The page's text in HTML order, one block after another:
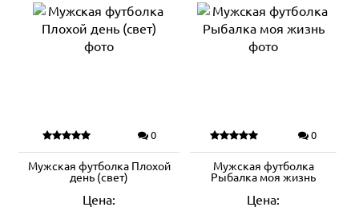
0
Мужская футболка Плохой
день (свет)
Цена:
0
Мужская футболка
Рыбалка моя жизнь
Цена: